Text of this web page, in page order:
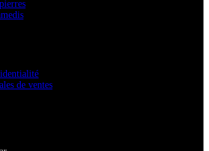
de ventes